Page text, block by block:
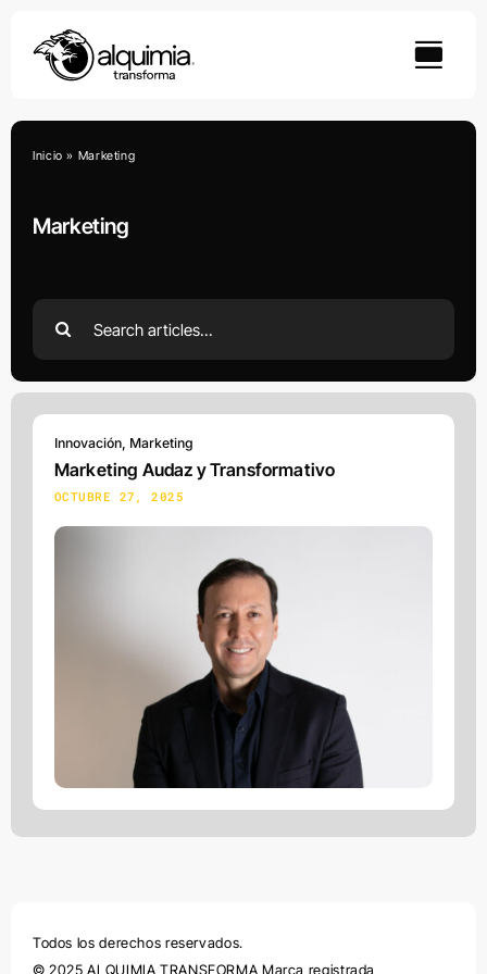
content
Marketing
Inicio » Marketing
Search
for:
Innovación, Marketing
Marketing Audaz y Transformativo
OCTUBRE 27, 2025
Todos los derechos reservados.
© 2025 ALQUIMIA TRANSFORMA Marca registrada